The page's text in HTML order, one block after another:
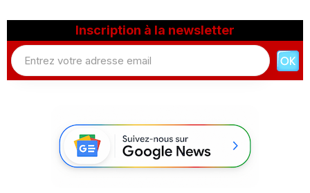
Inscription à la newsletter